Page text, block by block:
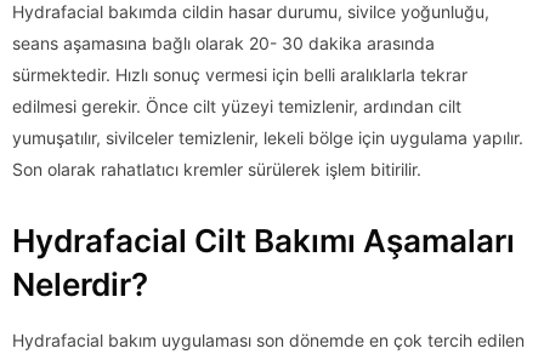
Hydrafacial bakımda cildin hasar durumu, sivilce yoğunluğu,
seans aşamasına bağlı olarak 20- 30 dakika arasında
sürmektedir. Hızlı sonuç vermesi için belli aralıklarla tekrar
edilmesi gerekir. Önce cilt yüzeyi temizlenir, ardından cilt
yumuşatılır, sivilceler temizlenir, lekeli bölge için uygulama yapılır.
Son olarak rahatlatıcı kremler sürülerek işlem bitirilir.
Hydrafacial Cilt Bakımı Aşamaları
Nelerdir?
Hydrafacial bakım uygulaması son dönemde en çok tercih edilen